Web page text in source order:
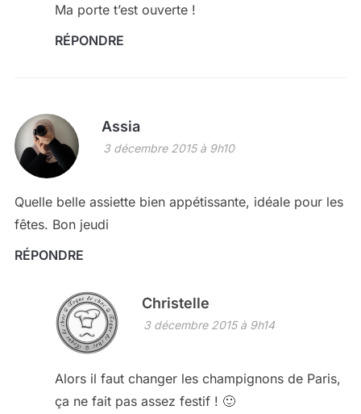
Ma porte t’est ouverte !
RÉPONDRE
Assia
3 décembre 2015 à 9h10
Quelle belle assiette bien appétissante, idéale pour les
fêtes. Bon jeudi
RÉPONDRE
Christelle
3 décembre 2015 à 9h14
Alors il faut changer les champignons de Paris,
ça ne fait pas assez festif ! 🙂